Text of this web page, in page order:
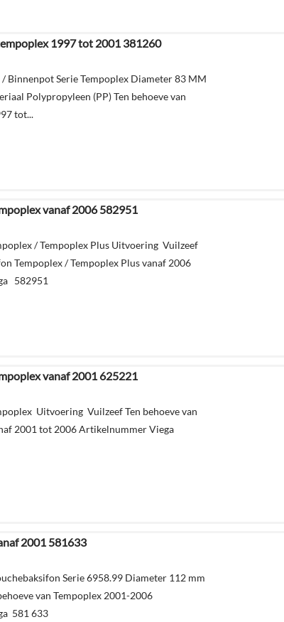
1997 tot 2001 381260
Binnenpot Serie Tempoplex Diameter 83 MM
Polypropyleen (PP) Ten behoeve van
tot...
vanaf 2006 582951
/ Tempoplex Plus Uitvoering Vuilzeef
Tempoplex / Tempoplex Plus vanaf 2006
582951
vanaf 2001 625221
Uitvoering Vuilzeef Ten behoeve van
2001 tot 2006 Artikelnummer Viega
2001 581633
Serie 6958.99 Diameter 112 mm
van Tempoplex 2001-2006
581 633